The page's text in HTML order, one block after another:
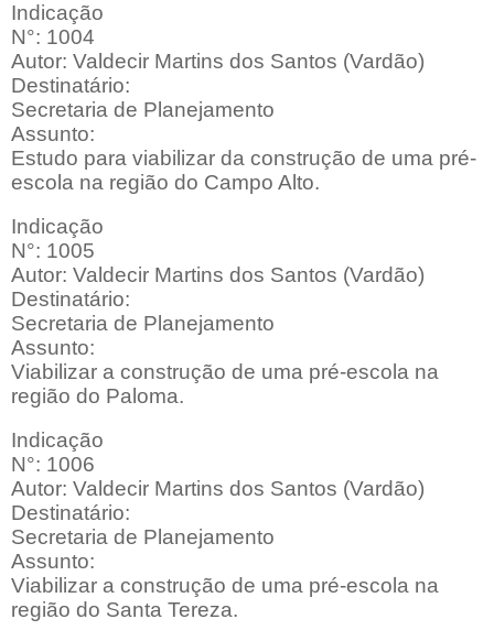
Indicação
N°: 1004
Autor: Valdecir Martins dos Santos (Vardão)
Destinatário:
Secretaria de Planejamento
Assunto:
Estudo para viabilizar da construção de uma pré-
escola na região do Campo Alto.
Indicação
N°: 1005
Autor: Valdecir Martins dos Santos (Vardão)
Destinatário:
Secretaria de Planejamento
Assunto:
Viabilizar a construção de uma pré-escola na
região do Paloma.
Indicação
N°: 1006
Autor: Valdecir Martins dos Santos (Vardão)
Destinatário:
Secretaria de Planejamento
Assunto:
Viabilizar a construção de uma pré-escola na
região do Santa Tereza.